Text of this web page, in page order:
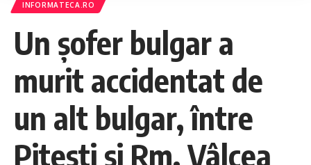
INFORMATECA.RO
Un șofer bulgar a
murit accidentat de
un alt bulgar, între
Pitești și Rm. Vâlcea